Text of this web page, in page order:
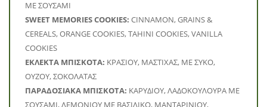
ΜΕ ΣΟΥΣΑΜΙ
SWEET MEMORIES COOKIES: CINNAMON, GRAINS &
CEREALS, ORANGE COOKIES, TAHINI COOKIES, VANILLA
COOKIES
ΕΚΛΕΚΤΑ ΜΠΙΣΚΟΤΑ: ΚΡΑΣΙΟΥ, ΜΑΣΤΙΧΑΣ, ΜΕ ΣΥΚΟ,
ΟΥΖΟΥ, ΣΟΚΟΛΑΤΑΣ
ΠΑΡΑΔΟΣΙΑΚΑ ΜΠΙΣΚΟΤΑ: ΚΑΡΥΔΙΟΥ, ΛΑΔΟΚΟΥΛΟΥΡΑ ΜΕ
ΣΟΥΣΑΜΙ, ΛΕΜΟΝΙΟΥ ΜΕ ΒΑΣΙΛΙΚΟ, ΜΑΝΤΑΡΙΝΙΟΥ,